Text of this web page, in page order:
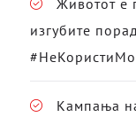
изгубите
Кампања